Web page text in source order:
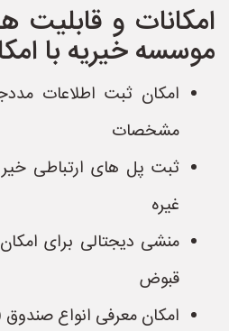
امکانات و قابلیت
موسسه خیریه با
امکان ثبت اطلاعات
مشخصات
ثبت پل های ارتباطی خیر
غیره
منشی دیجتالی برای امکان
قبوض
امکان معرفی انواع صندوق